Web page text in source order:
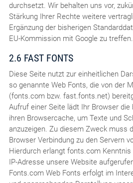
durchsetzt. Wir behalten uns vor,
Stärkung Ihrer Rechte weitere
Ergänzung der bisherigen
EU-Kommission mit Google zu treffen.
2.6 FAST FONTS
Diese Seite nutzt zur einheitlichen
so genannte Web Fonts, die von der
(fonts.com bzw. fast.fonts.net)
Aufruf einer Seite lädt Ihr Browser die
ihren Browsercache, um Texte und
anzuzeigen. Zu diesem Zweck muss
Browser Verbindung zu den Servern
Hierdurch erlangt fonts.com Kenntnis
IP-Adresse unsere Website
Fonts.com Web Fonts erfolgt im